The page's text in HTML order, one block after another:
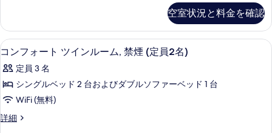
表
示
す
る
写
真
を
表
示
る
ン
ル
ー
ム,
禁
煙
(定
ア
ツ
イ
ル
ー
禁
煙
(定
空室状況と料金を確認
コ
ン
フ
ォ
ト
セーフティボックス (室内)、デスク
2
コンフォート ツインルーム, 禁煙 (定員2名)
定員 3 名
シングルベッド 2 台およびダブルソファーベッド 1 台
WiFi (無料)
詳細
コ